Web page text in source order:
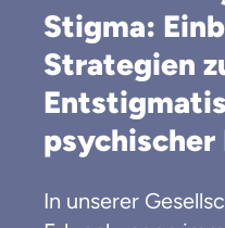
Stigma:
Strategien
psychischer
In unserer